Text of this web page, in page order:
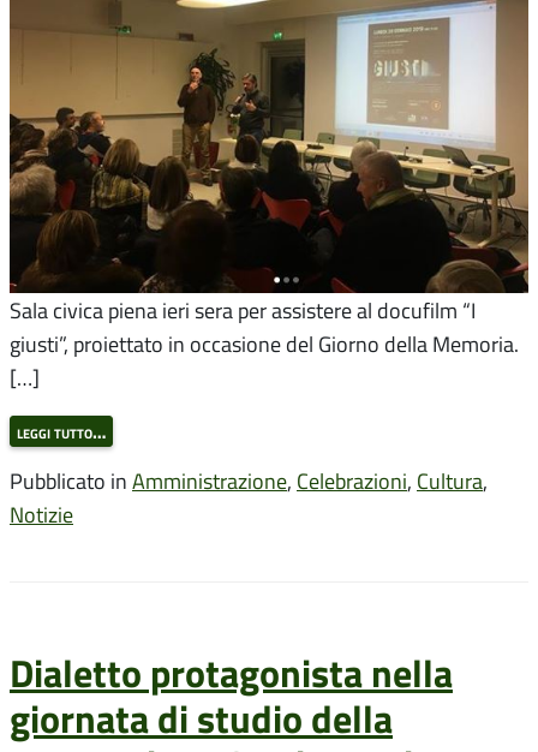
Sala civica piena ieri sera per assistere al docufilm “I
giusti”, proiettato in occasione del Giorno della Memoria.
[…]
leggi tutto…
Pubblicato in Amministrazione, Celebrazioni, Cultura,
Notizie
Dialetto protagonista nella
giornata di studio della